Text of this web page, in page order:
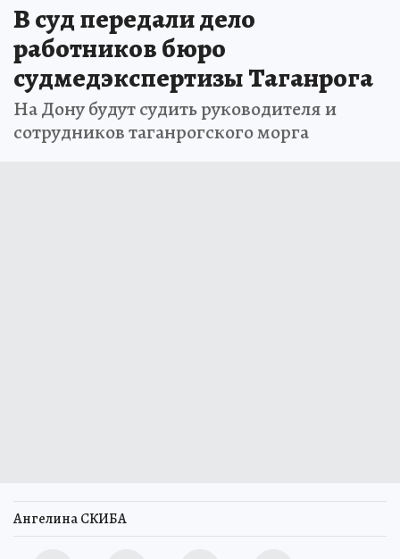
В суд передали дело
работников бюро
судмедэкспертизы Таганрога
На Дону будут судить руководителя и
сотрудников таганрогского морга
Ангелина СКИБА